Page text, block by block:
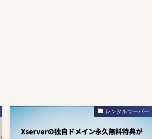
レンタルサーバー